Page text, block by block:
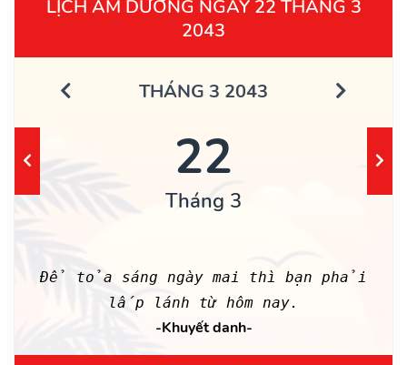
LỊCH ÂM DƯƠNG NGÀY 22 THÁNG 3
2043
THÁNG 3 2043
22
Tháng 3
Để tỏa sáng ngày mai thì bạn phải
lấp lánh từ hôm nay.
-Khuyết danh-